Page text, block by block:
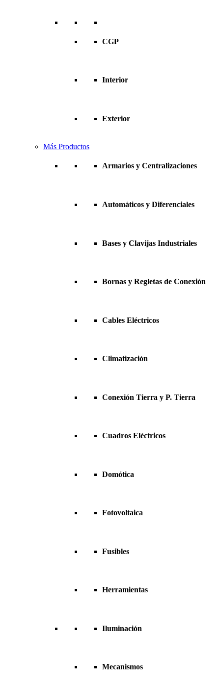
CGP
Interior
Exterior
Más Productos
Armarios y Centralizaciones
Automáticos y Diferenciales
Bases y Clavijas Industriales
Bornas y Regletas de Conexión
Cables Eléctricos
Climatización
Conexión Tierra y P. Tierra
Cuadros Eléctricos
Domótica
Fotovoltaica
Fusibles
Herramientas
Iluminación
Mecanismos